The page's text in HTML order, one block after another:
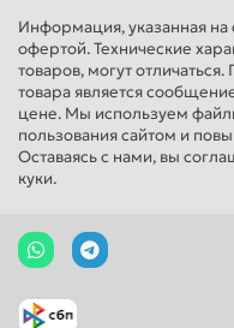
Информация, указанная на
офертой. Технические
товаров, могут
товара является
цене. Мы используем
пользования сайтом и
Оставаясь с нами, вы
куки.